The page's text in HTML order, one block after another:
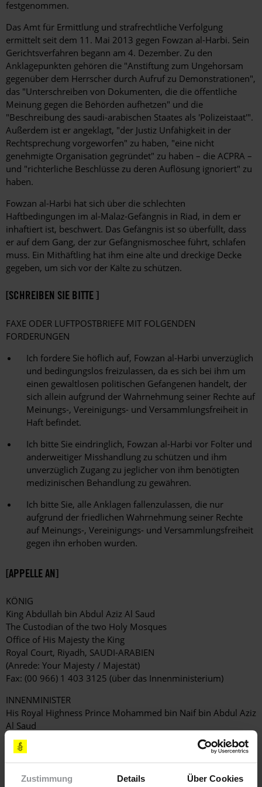
Zustimmung Details Über Cookies
festgenommen.
Das Amt für Ermittlung und strafrechtliche Verfolgung
ermittelt seit dem 11. Mai 2013 gegen Fowzan al-Harbi. Sein
Gerichtsverfahren begann am 4. Dezember. Zu den
Anklagepunkten gehören die "Anstiftung zum Ungehorsam
gegenüber dem Herrscher durch Aufruf zu Demonstrationen",
das "Unterschreiben von Dokumenten, die die öffentliche
Meinung gegen die Behörden aufhetzen" und die
"Beschreibung des saudi-arabischen Staates als 'Polizeistaat'".
Außerdem ist er angeklagt, "der Justiz Unfähigkeit in der
Rechtsprechung vorgeworfen" zu haben, "eine nicht
genehmigte Organisation gegründet" zu haben – die ACPRA –
und "richterliche Beschlüsse zu deren Auflösung ignoriert" zu
haben.
Fowzan al-Harbi hat sich über die schlechten
Haftbedingungen im al-Malaz-Gefängnis in Riad, in dem er
inhaftiert ist, beschwert. Das Gefängnis ist so überfüllt, dass
er auf dem Gang, der zur Gefängnismoschee führt, schlafen
muss. Ein Mithäftling hat ihm eine alte und dreckige Decke
gegeben, um sich vor der Kälte zu schützen.
[SCHREIBEN SIE BITTE ]
FAXE ODER LUFTPOSTBRIEFE MIT FOLGENDEN
FORDERUNGEN
Ich fordere Sie höflich auf, Fowzan al-Harbi unverzüglich
und bedingungslos freizulassen, da es sich bei ihm um
einen gewaltlosen politischen Gefangenen handelt, der
sich allein aufgrund der Wahrnehmung seiner Rechte auf
Meinungs-, Vereinigungs- und Versammlungsfreiheit in
Haft befindet.
Ich bitte Sie eindringlich, Fowzan al-Harbi vor Folter und
anderweitiger Misshandlung zu schützen und ihm
unverzüglich Zugang zu jeglicher von ihm benötigten
medizinischen Behandlung zu gewähren.
Ich bitte Sie, alle Anklagen fallenzulassen, die nur
aufgrund der friedlichen Wahrnehmung seiner Rechte
auf Meinungs-, Vereinigungs- und Versammlungsfreiheit
gegen ihn erhoben wurden.
[APPELLE AN]
KÖNIG
King Abdullah bin Abdul Aziz Al Saud
The Custodian of the two Holy Mosques
Office of His Majesty the King
Royal Court, Riyadh, SAUDI-ARABIEN
(Anrede: Your Majesty / Majestät)
Fax: (00 966) 1 403 3125 (über das Innenministerium)
INNENMINISTER
His Royal Highness Prince Mohammed bin Naif bin Abdul Aziz
Al Saud
Ministry of the Interior, P.O. Box 2933
Airport Road, Riyadh 11134, SAUDI-ARABIEN
(Anrede: Your Royal Highness / Königliche Hoheit
Fax: (00 966) 1 403 3125